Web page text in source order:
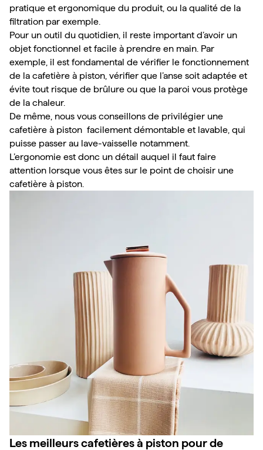
pratique et ergonomique du produit, ou la qualité de la
filtration par exemple.
Pour un outil du quotidien, il reste important d’avoir un
objet fonctionnel et facile à prendre en main. Par
exemple, il est fondamental de vérifier le fonctionnement
de la cafetière à piston, vérifier que l’anse soit adaptée et
évite tout risque de brûlure ou que la paroi vous protège
de la chaleur. ​​
De même, nous vous conseillons de privilégier une
cafetière à piston  facilement démontable et lavable, qui
puisse passer au lave-vaisselle notamment.
L’ergonomie est donc un détail auquel il faut faire
attention lorsque vous êtes sur le point de choisir une
cafetière à piston.
Les meilleurs cafetières à piston pour de